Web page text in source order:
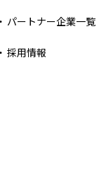
パートナー企業一覧
採用情報